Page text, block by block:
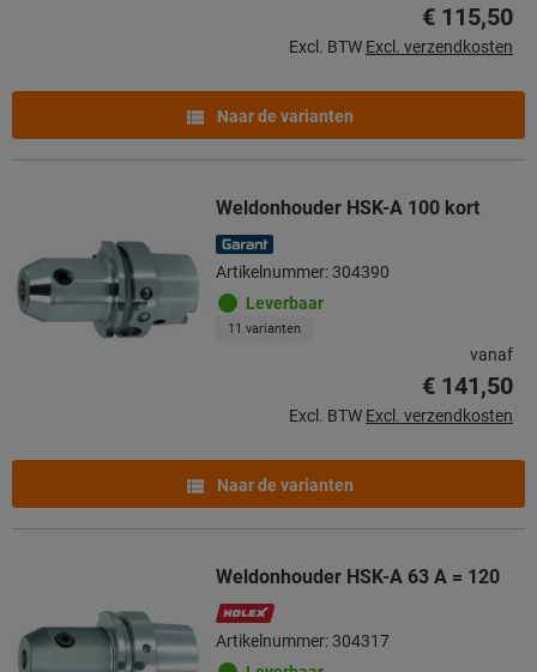
€ 115,50
Excl. BTW Excl. verzendkosten
Naar de varianten
Weldonhouder HSK-A 100 kort
Artikelnummer: 304390
Leverbaar
11 varianten
vanaf
€ 141,50
Excl. BTW Excl. verzendkosten
Naar de varianten
Weldonhouder HSK-A 63 A = 120
Artikelnummer: 304317